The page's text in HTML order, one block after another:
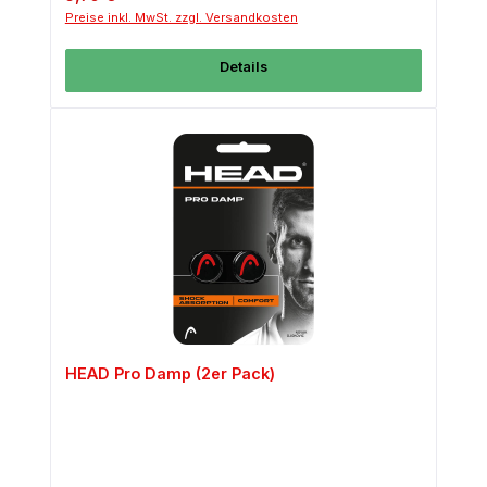
Preise inkl. MwSt. zzgl. Versandkosten
Details
HEAD Pro Damp (2er Pack)